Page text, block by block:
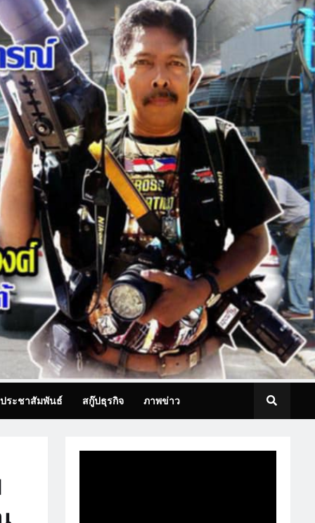
ประชาสัมพันธ์ สกู๊ปธุรกิจ ภาพข่าว